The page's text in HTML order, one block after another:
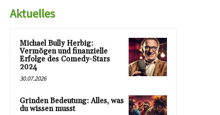
Aktuelles
Michael Bully Herbig:
Vermögen und finanzielle
Erfolge des Comedy-Stars
2024
30.07.2026
Grinden Bedeutung: Alles, was
du wissen musst